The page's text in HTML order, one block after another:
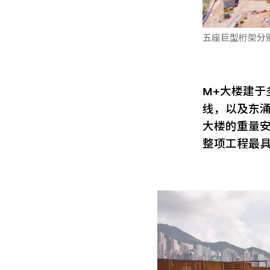
五座巨型桁架
M+大楼建于
线，以及东
大楼的重量
整项工程最